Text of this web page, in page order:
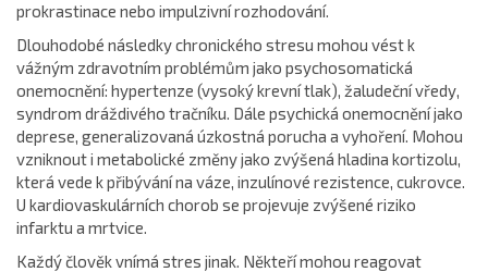
prokrastinace nebo impulzivní rozhodování.
Dlouhodobé následky chronického stresu mohou vést k
vážným zdravotním problémům jako psychosomatická
onemocnění: hypertenze (vysoký krevní tlak), žaludeční vředy,
syndrom dráždivého tračníku. Dále psychická onemocnění jako
deprese, generalizovaná úzkostná porucha a vyhoření. Mohou
vzniknout i metabolické změny jako zvýšená hladina kortizolu,
která vede k přibývání na váze, inzulínové rezistence, cukrovce.
U kardiovaskulárních chorob se projevuje zvýšené riziko
infarktu a mrtvice.
Každý člověk vnímá stres jinak. Někteří mohou reagovat